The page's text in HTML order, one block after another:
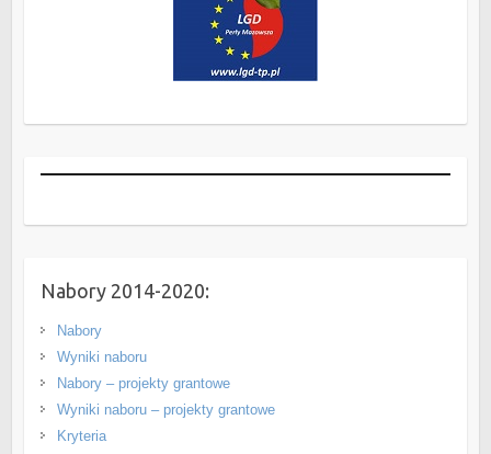
Nabory 2014-2020:
Nabory
Wyniki naboru
Nabory – projekty grantowe
Wyniki naboru – projekty grantowe
Kryteria